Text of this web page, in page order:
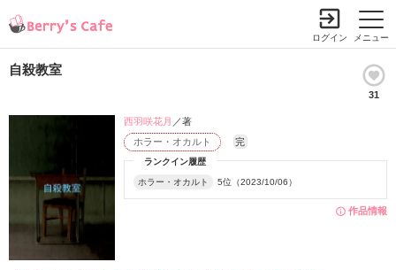
メニュー
ログイン
自殺教室
31
作品情報
ランクイン履歴
ホラー・オカルト 5位（2023/10/06）
ホラー・オカルト 完
西羽咲花月 ／著